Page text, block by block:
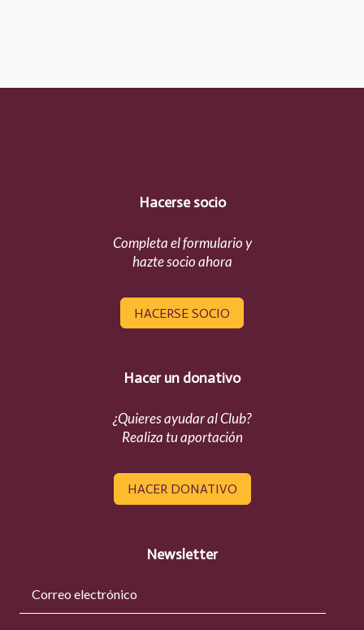
Hacerse socio
Completa el formulario y
hazte socio ahora
HACERSE SOCIO
Hacer un donativo
¿Quieres ayudar al Club?
Realiza tu aportación
HACER DONATIVO
Newsletter